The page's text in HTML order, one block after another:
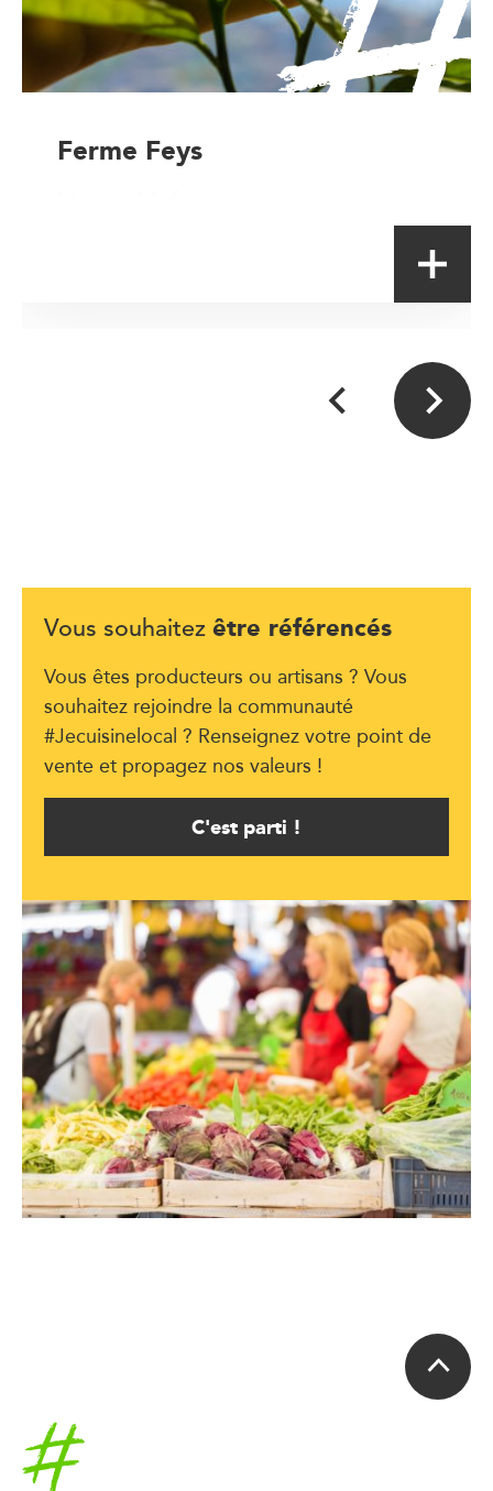
Ferme Feys
Vous souhaitez être référencés
Vous êtes producteurs ou artisans ? Vous
souhaitez rejoindre la communauté
#Jecuisinelocal ? Renseignez votre point de
vente et propagez nos valeurs !
C'est parti !
Accueil